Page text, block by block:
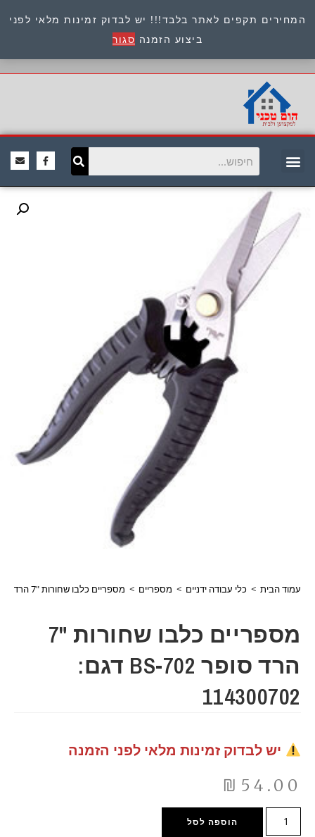
המחירים תקפים לאתר בלבד!!! יש לבדוק זמינות מלאי לפני
ביצוע הזמנה סגור
כתובת : היוזמים 9 אור יהודה שירות לקוחות 054-
8945722
עמוד הבית > כלי עבודה ידניים > מספריים > מספריים כלבו שחורות "7 הרד סופר BS-702 דגם: 114300702
מספריים כלבו שחורות "7
הרד סופר BS-702 דגם:
114300702
יש לבדוק זמינות מלאי לפני הזמנה
₪ 54.00
הוספה לסל